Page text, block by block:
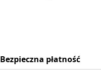
Bezpieczna płatność